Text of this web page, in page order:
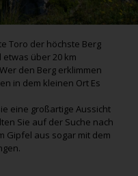
Toro der höchste Berg
etwas über 20 km
den Berg erklimmen
in dem kleinen Ort Es
eine großartige Aussicht
Sie auf der Suche nach
Gipfel aus sogar mit dem